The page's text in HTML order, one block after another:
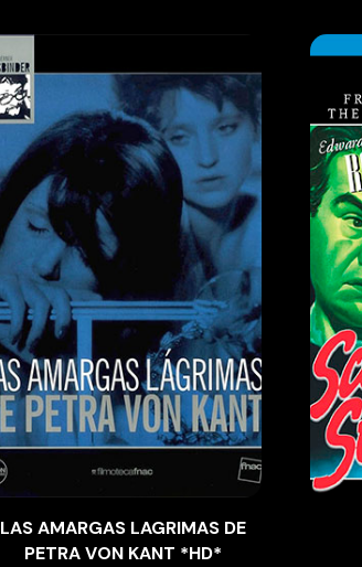
LAS AMARGAS LAGRIMAS DE
PETRA VON KANT *HD*